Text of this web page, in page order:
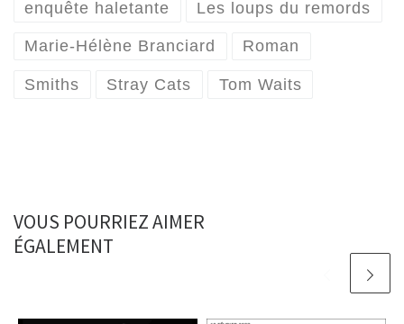
enquête haletante Les loups du remords
Marie-Hélène Branciard Roman
Smiths Stray Cats Tom Waits
VOUS POURRIEZ AIMER
ÉGALEMENT